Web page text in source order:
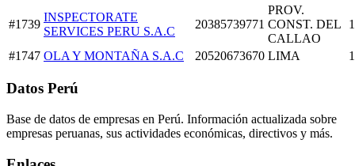
#1739
INSPECTORATE
SERVICES PERU S.A.C
20385739771
PROV.
CONST. DEL
CALLAO
#1747 OLA Y MONTAÑA S.A.C 20520673670 LIMA
Datos Perú
Base de datos de empresas en Perú. Información actualizada sobre
empresas peruanas, sus actividades económicas, directivos y más.